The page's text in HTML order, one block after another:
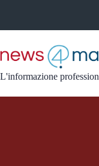
L'informazione